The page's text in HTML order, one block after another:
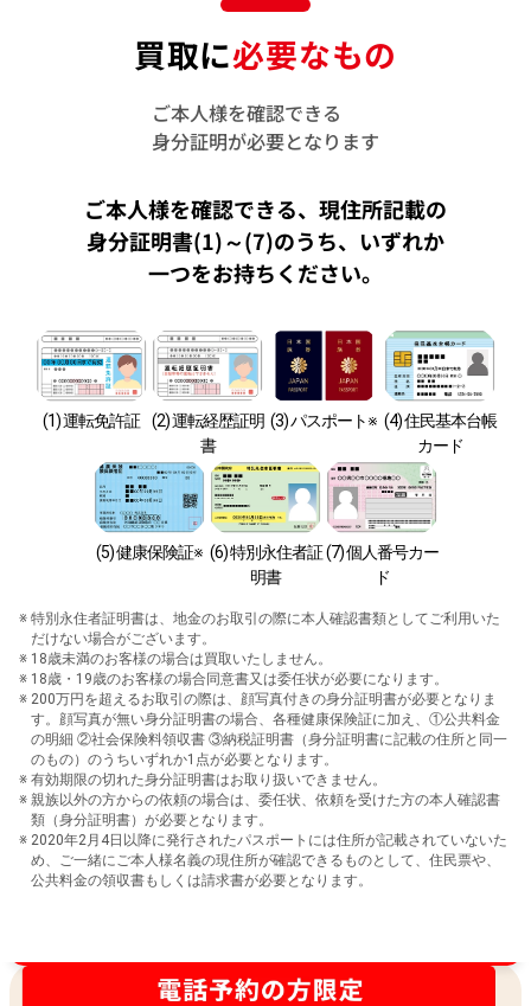
買取に必要なもの
ご本人様を確認できる
身分証明が必要となります
ご本人様を確認できる、現住所記載の
身分証明書(1)～(7)のうち、 いずれか
一つをお持ちください。
(1) 運転免許証
(2) 運転経歴証明
書
(3) パスポート※ (4) 住民基本台帳
カード
(5) 健康保険証※ (6) 特別永住者証
明書
(7) 個人番号カー
ド
特別永住者証明書は、地金のお取引の際に本人確認書類としてご利用いた
だけない場合がございます。
18歳未満のお客様の場合は買取いたしません。
18歳・19歳のお客様の場合同意書又は委任状が必要になります。
200万円を超えるお取引の際は、顔写真付きの身分証明書が必要となりま
す。顔写真が無い身分証明書の場合、各種健康保険証に加え、①公共料金
の明細 ②社会保険料領収書 ③納税証明書（身分証明書に記載の住所と同一
のもの）のうちいずれか1点が必要となります。
有効期限の切れた身分証明書はお取り扱いできません。
親族以外の方からの依頼の場合は、委任状、依頼を受けた方の本人確認書
類（身分証明書）が必要となります。
2020年2月4日以降に発行されたパスポートには住所が記載されていないた
め、ご一緒にご本人様名義の現住所が確認できるものとして、住民票や、
公共料金の領収書もしくは請求書が必要となります。